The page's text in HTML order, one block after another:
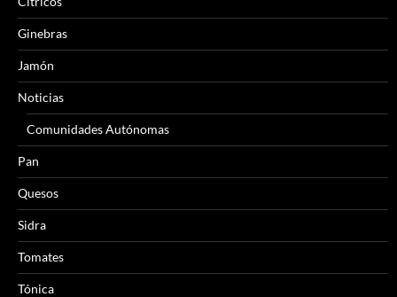
Ginebras
Jamón
Noticias
Comunidades Autónomas
Pan
Quesos
Sidra
Tomates
Tónica